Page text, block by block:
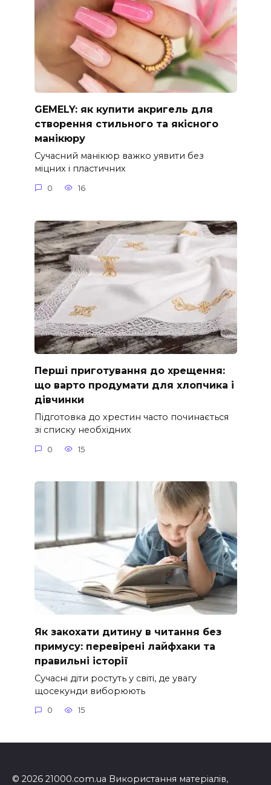
GEMELY: як купити акригель для
створення стильного та якісного
манікюру
Сучасний манікюр важко уявити без
міцних і пластичних
0 16
Перші приготування до хрещення:
що варто продумати для хлопчика і
дівчинки
Підготовка до хрестин часто починається
зі списку необхідних
0 15
Як закохати дитину в читання без
примусу: перевірені лайфхаки та
правильні історії
Сучасні діти ростуть у світі, де увагу
щосекунди виборюють
0 15
© 2026 21000.com.ua Використання матеріалів,